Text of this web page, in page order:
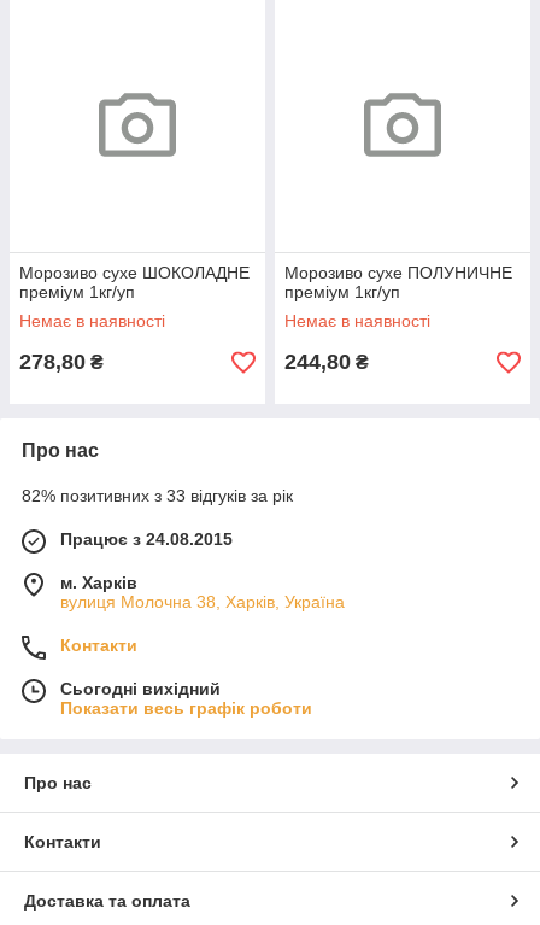
Морозиво сухе ШОКОЛАДНЕ
преміум 1кг/уп
Немає в наявності
278,80 ₴
Морозиво сухе ПОЛУНИЧНЕ
преміум 1кг/уп
Немає в наявності
244,80 ₴
Про нас
82% позитивних з 33 відгуків за рік
Працює з 24.08.2015
м. Харків
вулиця Молочна 38, Харків, Україна
Контакти
Сьогодні вихідний
Показати весь графік роботи
Про нас
Контакти
Доставка та оплата